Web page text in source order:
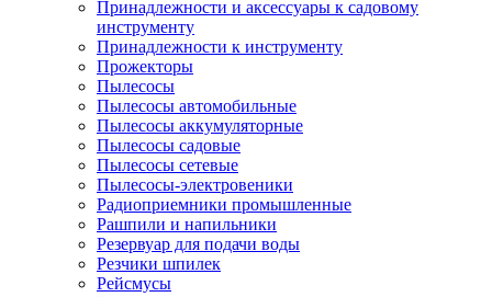
Принадлежности и аксессуары к садовому
инструменту
Принадлежности к инструменту
Прожекторы
Пылесосы
Пылесосы автомобильные
Пылесосы аккумуляторные
Пылесосы садовые
Пылесосы сетевые
Пылесосы-электровеники
Радиоприемники промышленные
Рашпили и напильники
Резервуар для подачи воды
Резчики шпилек
Рейсмусы